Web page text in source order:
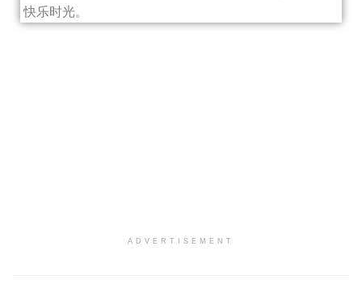
快乐时光。
ADVERTISEMENT